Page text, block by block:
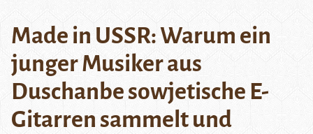
Made in USSR: Warum ein
junger Musiker aus
Duschanbe sowjetische E-
Gitarren sammelt und